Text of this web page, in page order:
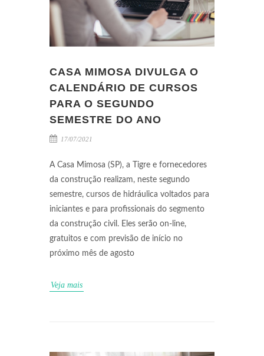
CASA MIMOSA DIVULGA O
CALENDÁRIO DE CURSOS
PARA O SEGUNDO
SEMESTRE DO ANO
17/07/2021
A Casa Mimosa (SP), a Tigre e fornecedores
da construção realizam, neste segundo
semestre, cursos de hidráulica voltados para
iniciantes e para profissionais do segmento
da construção civil. Eles serão on-line,
gratuitos e com previsão de início no
próximo mês de agosto
Veja mais